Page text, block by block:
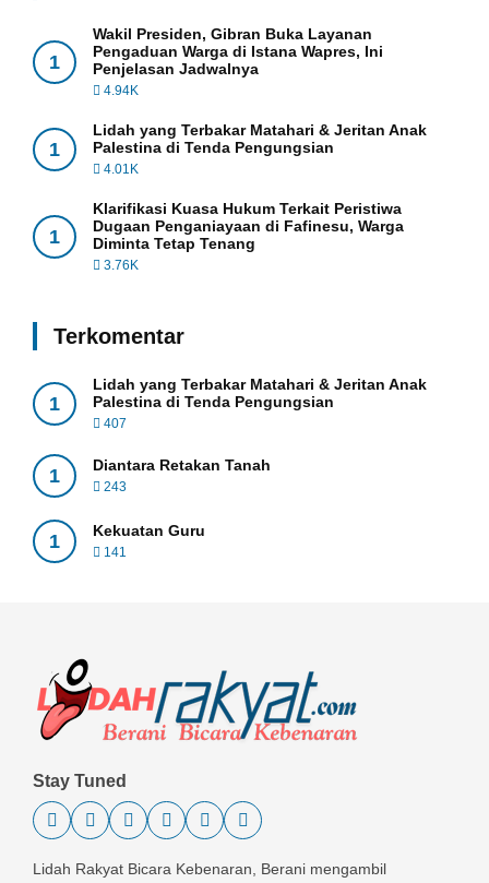
1
Wakil Presiden, Gibran Buka Layanan
Pengaduan Warga di Istana Wapres, Ini
Penjelasan Jadwalnya
4.94K
1
Lidah yang Terbakar Matahari & Jeritan Anak
Palestina di Tenda Pengungsian
4.01K
1
Klarifikasi Kuasa Hukum Terkait Peristiwa
Dugaan Penganiayaan di Fafinesu, Warga
Diminta Tetap Tenang
3.76K
Terkomentar
1
Lidah yang Terbakar Matahari & Jeritan Anak
Palestina di Tenda Pengungsian
407
1 Diantara Retakan Tanah
243
1 Kekuatan Guru
141
Stay Tuned
Lidah Rakyat Bicara Kebenaran, Berani mengambil